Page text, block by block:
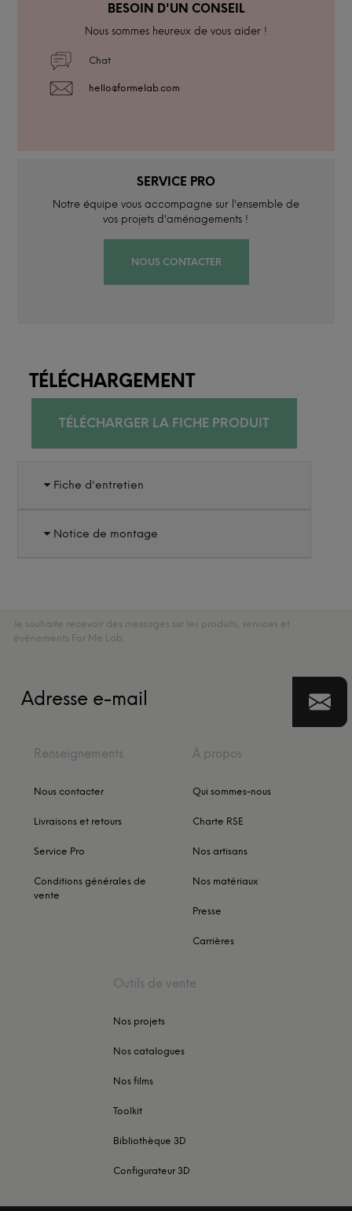
BESOIN D'UN CONSEIL
Nous sommes heureux de vous aider !
Chat
hello@formelab.com
SERVICE PRO
Notre équipe vous accompagne sur l'ensemble de
vos projets d'aménagements !
NOUS CONTACTER
TÉLÉCHARGEMENT
TÉLÉCHARGER LA FICHE PRODUIT
Fiche d'entretien
Notice de montage
Je souhaite recevoir des messages sur les produits, services et
événements For Me Lab.
Renseignements
Nous contacter
Livraisons et retours
Service Pro
Conditions générales de
vente
À propos
Qui sommes-nous
Charte RSE
Nos artisans
Nos matériaux
Presse
Carrières
Outils de vente
Nos projets
Nos catalogues
Nos films
Toolkit
Bibliothèque 3D
Configurateur 3D